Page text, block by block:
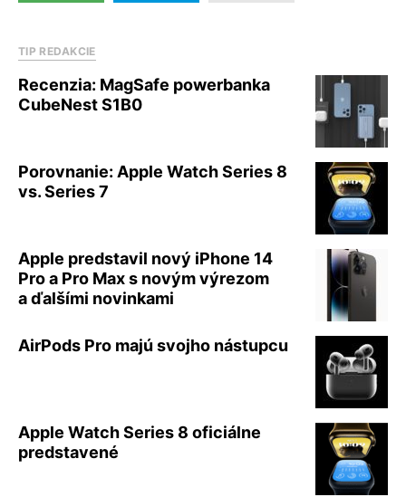
TIP REDAKCIE
Recenzia: MagSafe powerbanka
CubeNest S1B0
Porovnanie: Apple Watch Series 8
vs. Series 7
Apple predstavil nový iPhone 14
Pro a Pro Max s novým výrezom
a ďalšími novinkami
AirPods Pro majú svojho nástupcu
Apple Watch Series 8 oficiálne
predstavené